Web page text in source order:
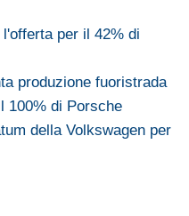
per il 42% di
produzione fuoristrada
100% di Porsche
della Volkswagen per